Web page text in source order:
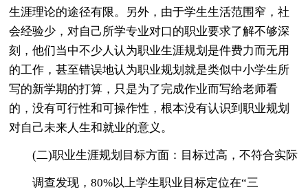
生涯理论的途径有限。另外，由于学生生活范围窄，社
会经验少，对自己所学专业对口的职业要求了解不够深
刻，他们当中不少人认为职业生涯规划是件费力而无用
的工作，甚至错误地认为职业规划就是类似中小学生所
写的新学期的打算，只是为了完成作业而写给老师看
的，没有可行性和可操作性，根本没有认识到职业规划
对自己未来人生和就业的意义。
(二)职业生涯规划目标方面：目标过高，不符合实际
调查发现，80%以上学生职业目标定位在“三